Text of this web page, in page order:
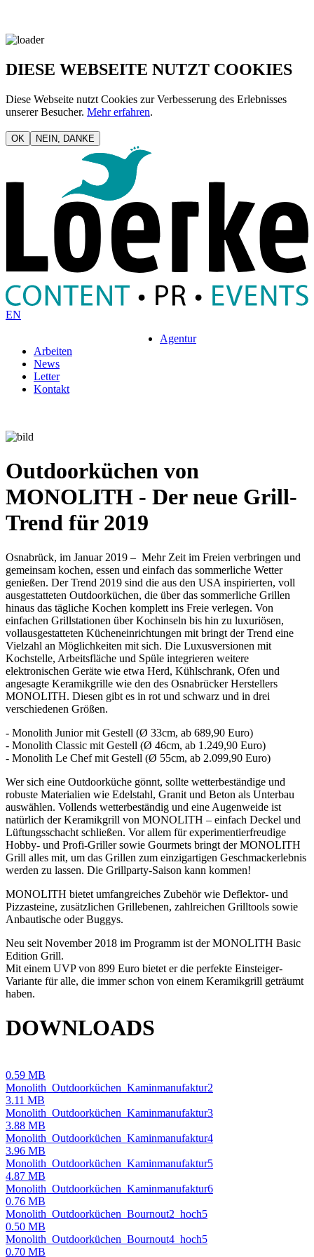
DIESE WEBSEITE NUTZT COOKIES
Diese Webseite nutzt Cookies zur Verbesserung des Erlebnisses
unserer Besucher. Mehr erfahren.
OK NEIN, DANKE
EN
Agentur
Arbeiten
News
Letter
Kontakt
Outdoorküchen von
MONOLITH - Der neue Grill-
Trend für 2019
Osnabrück, im Januar 2019 – Mehr Zeit im Freien verbringen und
gemeinsam kochen, essen und einfach das sommerliche Wetter
genießen. Der Trend 2019 sind die aus den USA inspirierten, voll
ausgestatteten Outdoorküchen, die über das sommerliche Grillen
hinaus das tägliche Kochen komplett ins Freie verlegen. Von
einfachen Grillstationen über Kochinseln bis hin zu luxuriösen,
vollausgestatteten Kücheneinrichtungen mit bringt der Trend eine
Vielzahl an Möglichkeiten mit sich. Die Luxusversionen mit
Kochstelle, Arbeitsfläche und Spüle integrieren weitere
elektronischen Geräte wie etwa Herd, Kühlschrank, Ofen und
angesagte Keramikgrille wie den des Osnabrücker Herstellers
MONOLITH. Diesen gibt es in rot und schwarz und in drei
verschiedenen Größen.
- Monolith Junior mit Gestell (Ø 33cm, ab 689,90 Euro)
- Monolith Classic mit Gestell (Ø 46cm, ab 1.249,90 Euro)
- Monolith Le Chef mit Gestell (Ø 55cm, ab 2.099,90 Euro)
Wer sich eine Outdoorküche gönnt, sollte wetterbeständige und
robuste Materialien wie Edelstahl, Granit und Beton als Unterbau
auswählen. Vollends wetterbeständig und eine Augenweide ist
natürlich der Keramikgrill von MONOLITH – einfach Deckel und
Lüftungsschacht schließen. Vor allem für experimentierfreudige
Hobby- und Profi-Griller sowie Gourmets bringt der MONOLITH
Grill alles mit, um das Grillen zum einzigartigen Geschmackerlebnis
werden zu lassen. Die Grillparty-Saison kann kommen!
MONOLITH bietet umfangreiches Zubehör wie Deflektor- und
Pizzasteine, zusätzlichen Grillebenen, zahlreichen Grilltools sowie
Anbautische oder Buggys.
Neu seit November 2018 im Programm ist der MONOLITH Basic
Edition Grill.
Mit einem UVP von 899 Euro bietet er die perfekte Einsteiger-
Variante für alle, die immer schon von einem Keramikgrill geträumt
haben.
DOWNLOADS
0.59 MB
Monolith_Outdoorküchen_Kaminmanufaktur2
3.11 MB
Monolith_Outdoorküchen_Kaminmanufaktur3
3.88 MB
Monolith_Outdoorküchen_Kaminmanufaktur4
3.96 MB
Monolith_Outdoorküchen_Kaminmanufaktur5
4.87 MB
Monolith_Outdoorküchen_Kaminmanufaktur6
0.76 MB
Monolith_Outdoorküchen_Bournout2_hoch5
0.50 MB
Monolith_Outdoorküchen_Bournout4_hoch5
0.70 MB